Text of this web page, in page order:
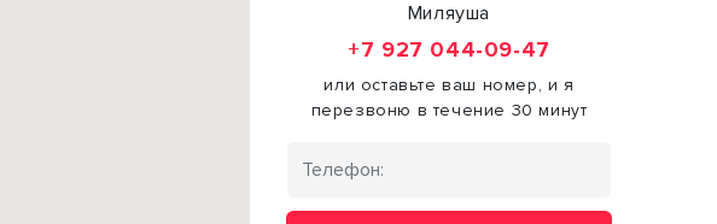
Миляуша
+7 927 044-09-47
или оставьте ваш номер, и я
перезвоню в течение 30 минут